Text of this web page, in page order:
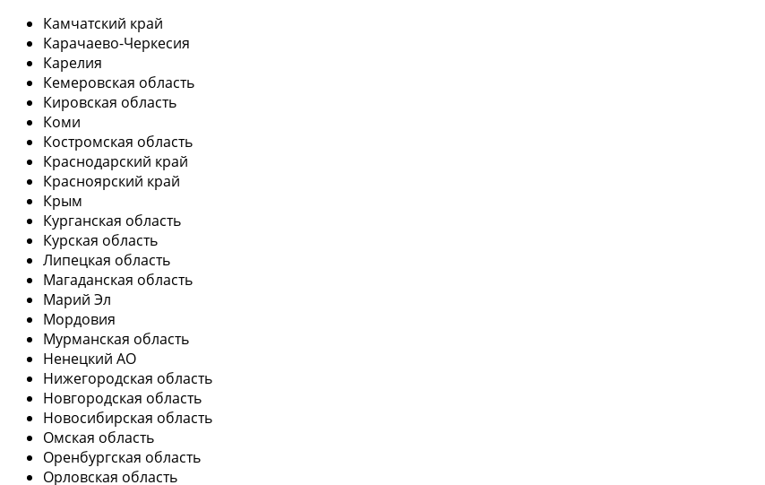
Камчатский край
Карачаево-Черкесия
Карелия
Кемеровская область
Кировская область
Коми
Костромская область
Краснодарский край
Красноярский край
Крым
Курганская область
Курская область
Липецкая область
Магаданская область
Марий Эл
Мордовия
Мурманская область
Ненецкий АО
Нижегородская область
Новгородская область
Новосибирская область
Омская область
Оренбургская область
Орловская область